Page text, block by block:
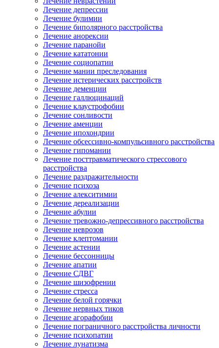
Лечение депрессии
Лечение булимии
Лечение биполярного расстройства
Лечение анорексии
Лечение паранойи
Лечение кататонии
Лечение социопатии
Лечение мании преследования
Лечение истерических расстройств
Лечение деменции
Лечение галлюцинаций
Лечение клаустрофобии
Лечение сонливости
Лечение аменции
Лечение ипохондрии
Лечение обсессивно-компульсивного расстройства
Лечение гипомании
Лечение посттравматического стрессового
расстройства
Лечение раздражительности
Лечение психоза
Лечение алекситимии
Лечение дереализации
Лечение абулии
Лечение тревожно-депрессивного расстройства
Лечение неврозов
Лечение клептомании
Лечение астении
Лечение бессонницы
Лечение апатии
Лечение СДВГ
Лечение шизофрении
Лечение стресса
Лечение белой горячки
Лечение нервных тиков
Лечение агорафобии
Лечение пограничного расстройства личности
Лечение психопатии
Лечение лунатизма